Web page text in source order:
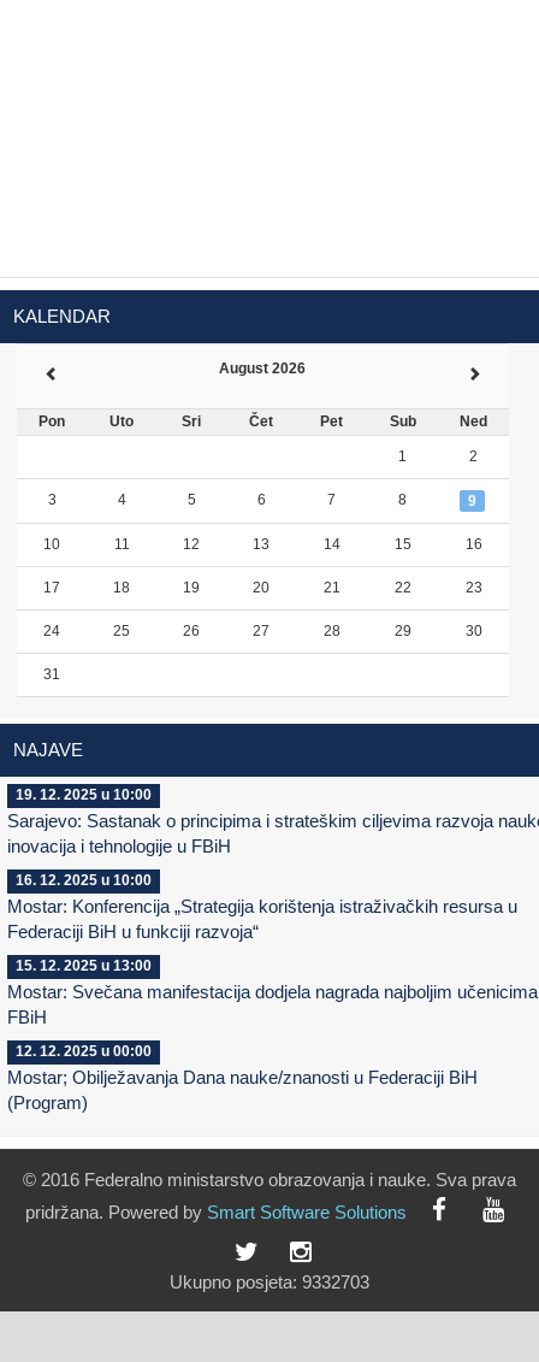
KALENDAR
August 2026
Pon Uto Sri Čet Pet Sub Ned
1 2
3 4 5 6 7 8 9
10 11 12 13 14 15 16
17 18 19 20 21 22 23
24 25 26 27 28 29 30
31
NAJAVE
19. 12. 2025 u 10:00
Sarajevo: Sastanak o principima i strateškim ciljevima razvoja
inovacija i tehnologije u FBiH
16. 12. 2025 u 10:00
Mostar: Konferencija „Strategija korištenja istraživačkih resursa u
Federaciji BiH u funkciji razvoja“
15. 12. 2025 u 13:00
Mostar: Svečana manifestacija dodjela nagrada najboljim
FBiH
12. 12. 2025 u 00:00
Mostar; Obilježavanja Dana nauke/znanosti u Federaciji BiH
(Program)
© 2016 Federalno ministarstvo obrazovanja i nauke. Sva prava
pridržana. Powered by Smart Software Solutions
Ukupno posjeta: 9332703